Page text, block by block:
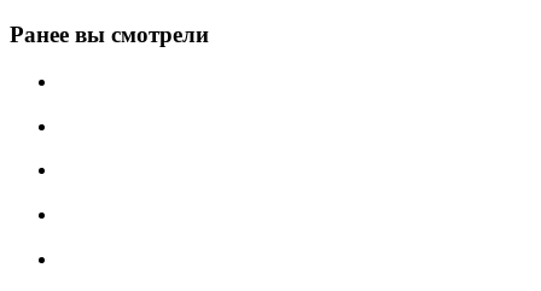
Ранее вы смотрели